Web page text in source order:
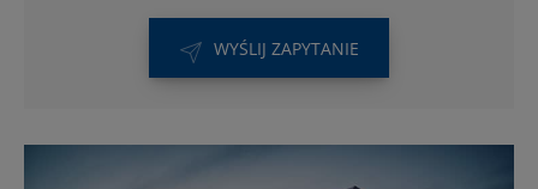
WYŚLIJ ZAPYTANIE